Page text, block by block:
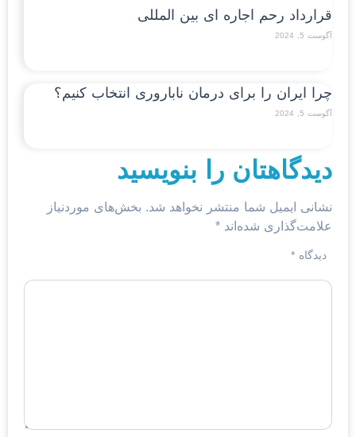
قرارداد رحم اجاره ای بین المللی
آگوست 5, 2024
چرا ایران را برای درمان ناباروری انتخاب کنیم؟
آگوست 5, 2024
دیدگاهتان را بنویسید
نشانی ایمیل شما منتشر نخواهد شد. بخش‌های موردنیاز
علامت‌گذاری شده‌اند *
دیدگاه *